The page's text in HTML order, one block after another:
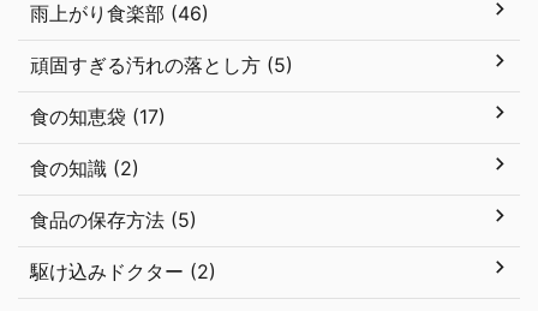
雨上がり食楽部 (46)
頑固すぎる汚れの落とし方 (5)
食の知恵袋 (17)
食の知識 (2)
食品の保存方法 (5)
駆け込みドクター (2)